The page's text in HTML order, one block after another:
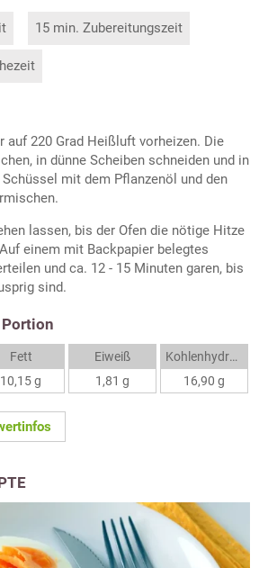
15 min. Zubereitungszeit
auf 220 Grad Heißluft vorheizen. Die
in dünne Scheiben schneiden und in
mit dem Pflanzenöl und den
lassen, bis der Ofen die nötige Hitze
einem mit Backpapier belegtes
und ca. 12 - 15 Minuten garen, bis
sind.
Fett
10,15 g
Eiweiß
1,81 g
Kohlenhydrate
16,90 g